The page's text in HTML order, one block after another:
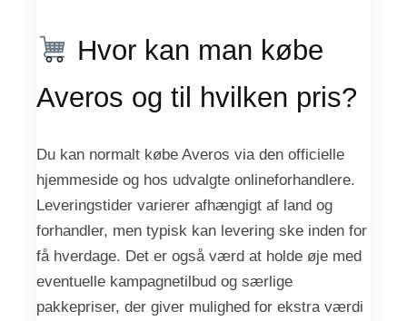
Hvor kan man købe
Averos og til hvilken pris?
Du kan normalt købe Averos via den officielle
hjemmeside og hos udvalgte onlineforhandlere.
Leveringstider varierer afhængigt af land og
forhandler, men typisk kan levering ske inden for
få hverdage. Det er også værd at holde øje med
eventuelle kampagnetilbud og særlige
pakkepriser, der giver mulighed for ekstra værdi